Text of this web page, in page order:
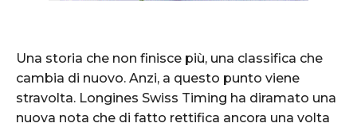
Una storia che non finisce più, una classifica che
cambia di nuovo. Anzi, a questo punto viene
stravolta. Longines Swiss Timing ha diramato una
nuova nota che di fatto rettifica ancora una volta